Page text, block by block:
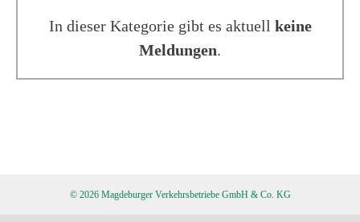
In dieser Kategorie gibt es aktuell keine
Meldungen.
© 2026 Magdeburger Verkehrsbetriebe GmbH & Co. KG